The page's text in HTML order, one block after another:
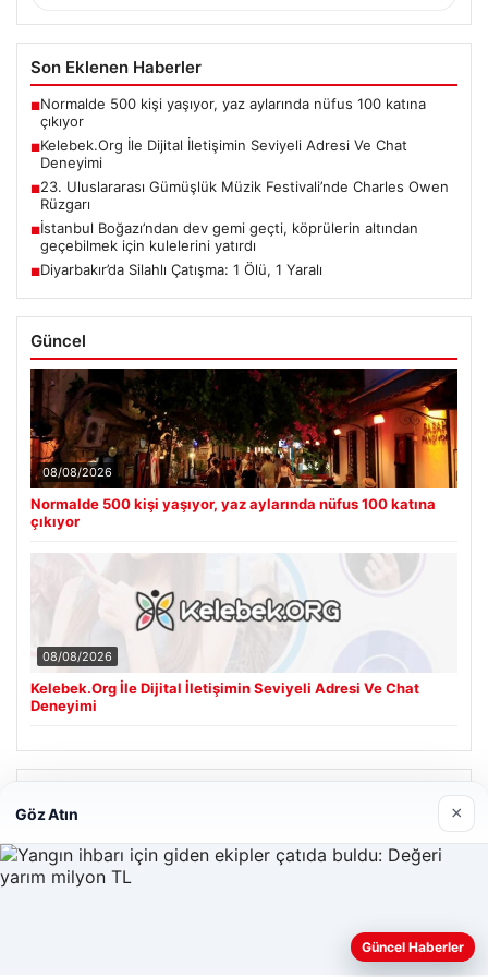
Son Eklenen Haberler
■Normalde 500 kişi yaşıyor, yaz aylarında nüfus 100 katına
çıkıyor
■Kelebek.Org İle Dijital İletişimin Seviyeli Adresi Ve Chat
Deneyimi
■23. Uluslararası Gümüşlük Müzik Festivali’nde Charles Owen
Rüzgarı
■İstanbul Boğazı’ndan dev gemi geçti, köprülerin altından
geçebilmek için kulelerini yatırdı
■Diyarbakır’da Silahlı Çatışma: 1 Ölü, 1 Yaralı
Güncel
08/08/2026
Normalde 500 kişi yaşıyor, yaz aylarında nüfus 100 katına
çıkıyor
08/08/2026
Kelebek.Org İle Dijital İletişimin Seviyeli Adresi Ve Chat
Deneyimi
Cengiz Sigorta
23/06/2026
Web sitemizi nasıl kullandığınızı daha iyi anlayabilmek,
Göz Atın ×
Güncel Haberler